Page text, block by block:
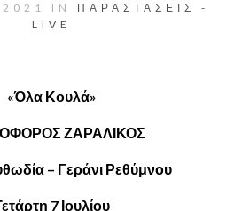
IN ΠΑΡΑΣΤΆΣΕΙΣ -
LIVE
«Όλα Κουλά»
ΖΑΡΑΛΙΚΟΣ
– Γεράνι Ρεθύμνου
7 Ιουλίου